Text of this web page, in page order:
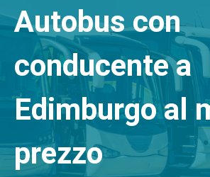
Autobus con
conducente a
Edimburgo al
prezzo